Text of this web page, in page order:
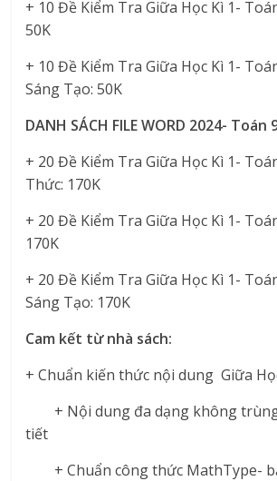
+ 10 Đề Kiểm Tra Giữa Học Kì 1-
50K
+ 10 Đề Kiểm Tra Giữa Học Kì 1-
Sáng Tạo: 50K
DANH SÁCH FILE WORD 2024- Toán
+ 20 Đề Kiểm Tra Giữa Học Kì 1-
Thức: 170K
+ 20 Đề Kiểm Tra Giữa Học Kì 1-
170K
+ 20 Đề Kiểm Tra Giữa Học Kì 1-
Sáng Tạo: 170K
Cam kết từ nhà sách:
+ Chuẩn kiến thức nội dung Giữa
+ Nội dung đa dạng không trùng
tiết
+ Chuẩn công thức MathType-